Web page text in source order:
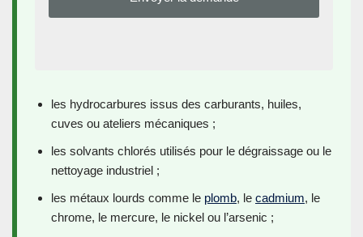
les hydrocarbures issus des carburants, huiles,
cuves ou ateliers mécaniques ;
les solvants chlorés utilisés pour le dégraissage ou le
nettoyage industriel ;
les métaux lourds comme le plomb, le cadmium, le
chrome, le mercure, le nickel ou l’arsenic ;